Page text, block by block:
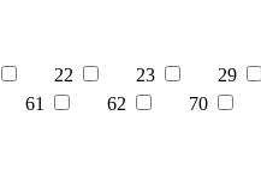
22 23 29
61 62 70